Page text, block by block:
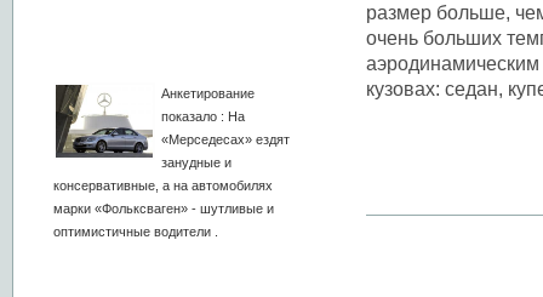
Анкетирование
показало : На
«Мерседесах» ездят
занудные и
консервативные, а на автомобилях
марки «Фольксваген» - шутливые и
оптимистичные водители .
размер больше,
очень больших
кузовах: седан,